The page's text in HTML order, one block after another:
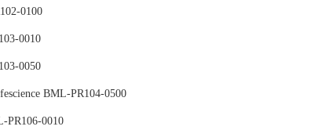
0100
0010
0050
BML-PR104-0500
PR106-0010